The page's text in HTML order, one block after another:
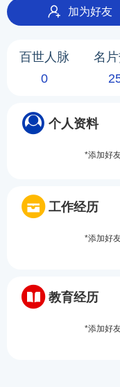
加为好友
百世人脉
0
名
个人资料
*添加好
工作经历
*添加好
教育经历
*添加好